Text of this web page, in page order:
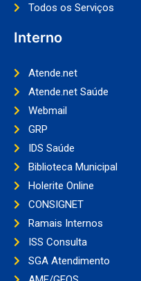
Todos os Serviços
Interno
Atende.net
Atende.net Saúde
Webmail
GRP
IDS Saúde
Biblioteca Municipal
Holerite Online
CONSIGNET
Ramais Internos
ISS Consulta
SGA Atendimento